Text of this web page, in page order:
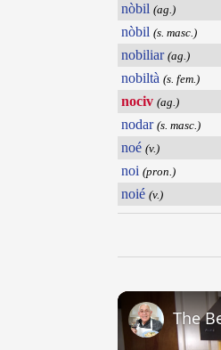
nòbil (ag.)
nòbil (s. masc.)
nobiliar (ag.)
nobiltà (s. fem.)
nociv (ag.)
nodar (s. masc.)
noé (v.)
noi (pron.)
noié (v.)
The